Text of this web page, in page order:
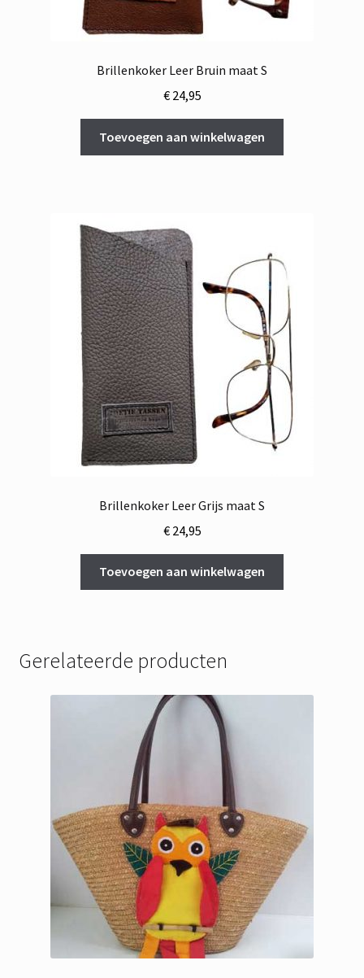
Brillenkoker Leer Bruin maat S
€24,95
Toevoegen aan winkelwagen
Brillenkoker Leer Grijs maat S
€24,95
Toevoegen aan winkelwagen
Gerelateerde producten